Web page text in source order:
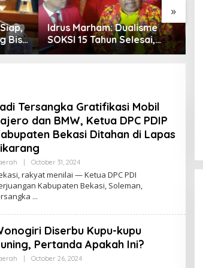
»
Sari Yuliati Desak
Pengusutan Tuntas Kasus
Santri Tewas di Lombok:
Tersangka Gratifikasi Mobil
dan BMW, Ketua DPC PDIP
Bekasi Ditahan di Lapas
October 31, 2024B
R
O
A
rakyat menilai — Ketua DPC PDI
Kabupaten Bekasi, Soleman,
Diserbu Kupu-kupu
Pertanda Apakah Ini?
October 26, 2024B